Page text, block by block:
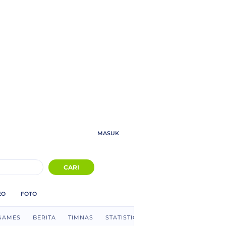
MASUK
CARI
FOTO
BERITA TIMNAS STATISTICS